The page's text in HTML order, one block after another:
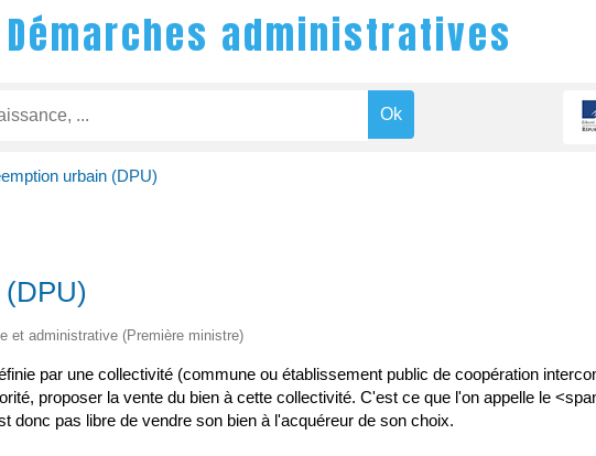
Démarches administratives
urbain (DPU)
et administrative (Première ministre)
par une collectivité (commune ou établissement public de coopération
proposer la vente du bien à cette collectivité. C'est ce que l'on appelle le
donc pas libre de vendre son bien à l'acquéreur de son choix.